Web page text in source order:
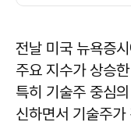
전날 미국 뉴욕증
주요 지수가 상승
특히 기술주 중심
신하면서 기술주가